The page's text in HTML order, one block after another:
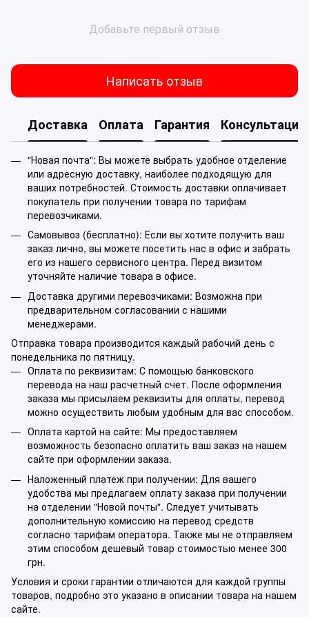
Добавьте первый отзыв
Написать отзыв
Доставка Оплата Гарантия Консультация
"Новая почта": Вы можете выбрать удобное отделение
или адресную доставку, наиболее подходящую для
ваших потребностей. Стоимость доставки оплачивает
покупатель при получении товара по тарифам
перевозчиками.
Самовывоз (бесплатно): Если вы хотите получить ваш
заказ лично, вы можете посетить нас в офис и забрать
его из нашего сервисного центра. Перед визитом
уточняйте наличие товара в офисе.
Доставка другими перевозчиками: Возможна при
предварительном согласовании с нашими
менеджерами.
Отправка товара производится каждый рабочий день с
понедельника по пятницу.
Оплата по реквизитам: С помощью банковского
перевода на наш расчетный счет. После оформления
заказа мы присылаем реквизиты для оплаты, перевод
можно осуществить любым удобным для вас способом.
Оплата картой на сайте: Мы предоставляем
возможность безопасно оплатить ваш заказ на нашем
сайте при оформлении заказа.
Наложенный платеж при получении: Для вашего
удобства мы предлагаем оплату заказа при получении
на отделении "Новой почты". Следует учитывать
дополнительную комиссию на перевод средств
согласно тарифам оператора. Также мы не отправляем
этим способом дешевый товар стоимостью менее 300
грн.
Условия и сроки гарантии отличаются для каждой группы
товаров, подробно это указано в описании товара на нашем
сайте.